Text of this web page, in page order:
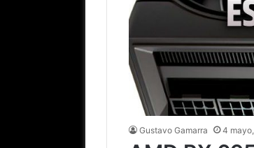
Gustavo Gamarra 4